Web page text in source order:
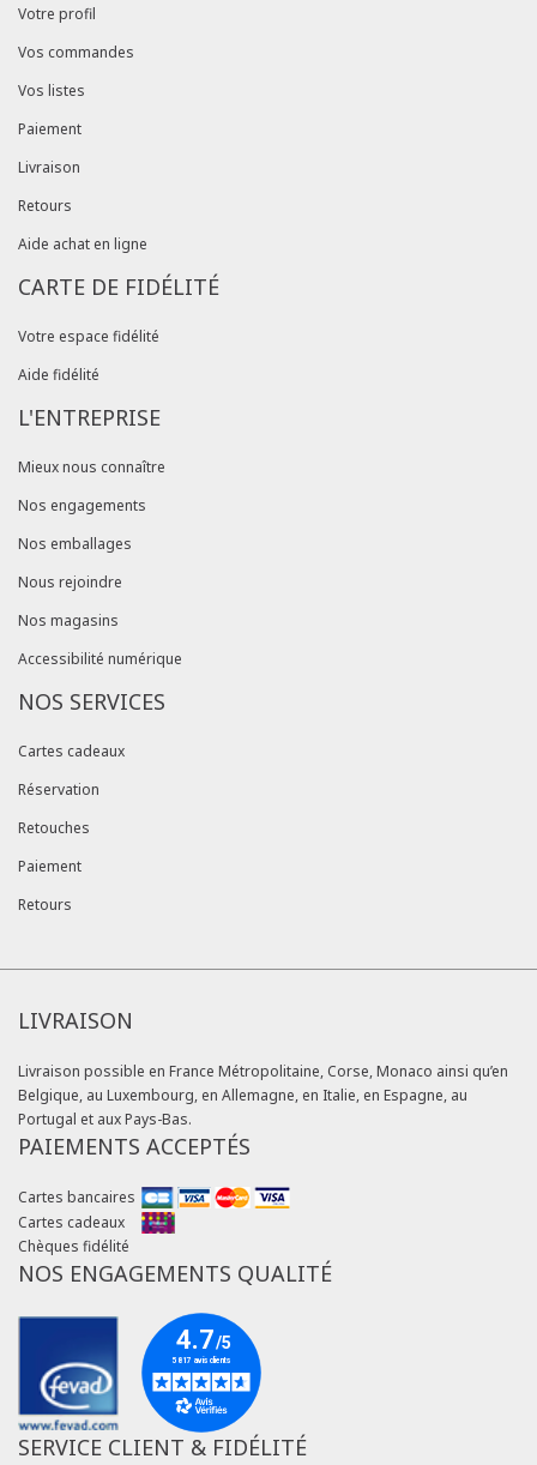
Votre profil
Vos commandes
Vos listes
Paiement
Livraison
Retours
Aide achat en ligne
CARTE DE FIDÉLITÉ
Votre espace fidélité
Aide fidélité
L'ENTREPRISE
Mieux nous connaître
Nos engagements
Nos emballages
Nous rejoindre
Nos magasins
Accessibilité numérique
NOS SERVICES
Cartes cadeaux
Réservation
Retouches
Paiement
Retours
LIVRAISON
Livraison possible en France Métropolitaine, Corse, Monaco ainsi qu’en
Belgique, au Luxembourg, en Allemagne, en Italie, en Espagne, au
Portugal et aux Pays-Bas.
PAIEMENTS ACCEPTÉS
Cartes bancaires
Cartes cadeaux
Chèques fidélité
NOS ENGAGEMENTS QUALITÉ
SERVICE CLIENT & FIDÉLITÉ